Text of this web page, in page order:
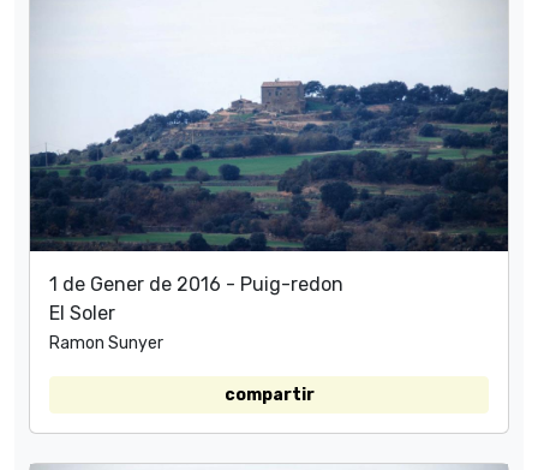
1 de Gener de 2016 - Puig-redon
El Soler
Ramon Sunyer
compartir